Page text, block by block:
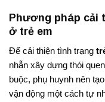
Phương pháp cải
ở trẻ em
Để cải thiện tình trạng
nhẫn xây dựng thói
buộc, phụ huynh nên
vận động một cách tự